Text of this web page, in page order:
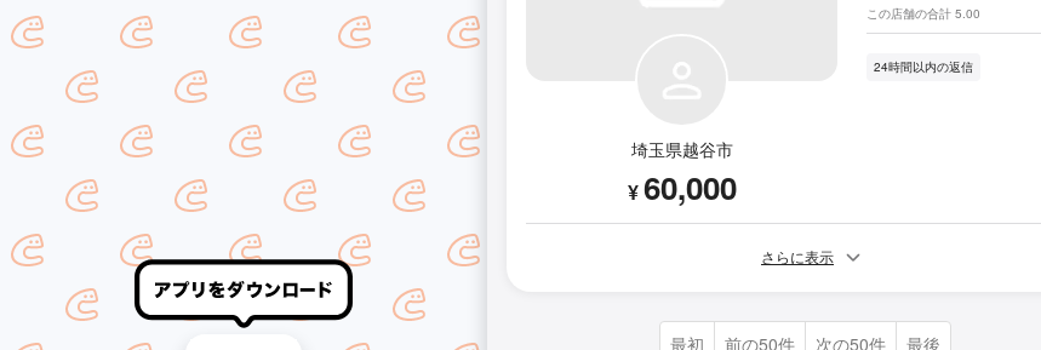
埼玉県越谷市
¥60,000
この店舗の合計 5.00
24時間以内の返信
さらに表示
最初 前の50件 次の50件 最後